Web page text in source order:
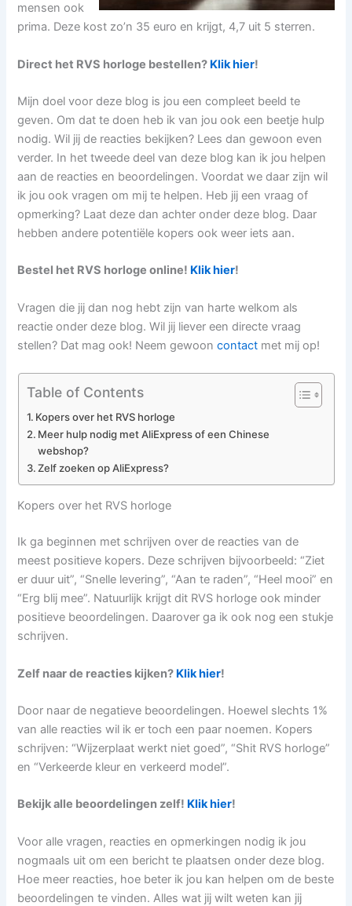
mensen ook
prima. Deze kost zo’n 35 euro en krijgt, 4,7 uit 5 sterren.
Direct het RVS horloge bestellen? Klik hier!
Mijn doel voor deze blog is jou een compleet beeld te
geven. Om dat te doen heb ik van jou ook een beetje hulp
nodig. Wil jij de reacties bekijken? Lees dan gewoon even
verder. In het tweede deel van deze blog kan ik jou helpen
aan de reacties en beoordelingen. Voordat we daar zijn wil
ik jou ook vragen om mij te helpen. Heb jij een vraag of
opmerking? Laat deze dan achter onder deze blog. Daar
hebben andere potentiële kopers ook weer iets aan.
Bestel het RVS horloge online! Klikhier!
Vragen die jij dan nog hebt zijn van harte welkom als
reactie onder deze blog. Wil jij liever een directe vraag
stellen? Dat mag ook! Neem gewooncontact met mij op!
Table of Contents
Kopers over het RVS horloge
Meer hulp nodig met AliExpress of een Chinese
webshop?
Zelf zoeken op AliExpress?
Kopers over het RVS horloge
Ik ga beginnen met schrijven over de reacties van de
meest positieve kopers. Deze schrijven bijvoorbeeld: “Ziet
er duur uit”, “Snelle levering”, “Aan te raden”, “Heel mooi” en
“Erg blij mee”. Natuurlijk krijgt dit RVS horloge ook minder
positieve beoordelingen. Daarover ga ik ook nog een stukje
schrijven.
Zelf naar de reacties kijken? Klik hier!
Door naar de negatieve beoordelingen. Hoewel slechts 1%
van alle reacties wil ik er toch een paar noemen. Kopers
schrijven: “Wijzerplaat werkt niet goed”, “Shit RVS horloge”
en “Verkeerde kleur en verkeerd model”.
Bekijk alle beoordelingen zelf! Klik hier!
Voor alle vragen, reacties en opmerkingen nodig ik jou
nogmaals uit om een bericht te plaatsen onder deze blog.
Hoe meer reacties, hoe beter ik jou kan helpen om de beste
beoordelingen te vinden. Alles wat jij wilt weten kan jij